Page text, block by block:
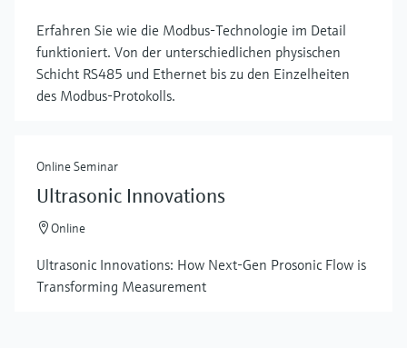
mehr zeigen
Erfahren Sie wie die Modbus-Technologie im Detail
funktioniert. Von der unterschiedlichen physischen
Schicht RS485 und Ethernet bis zu den Einzelheiten
des Modbus-Protokolls.
Online Seminar
Ultrasonic Innovations
Online
Ultrasonic Innovations: How Next-Gen Prosonic Flow is
Transforming Measurement